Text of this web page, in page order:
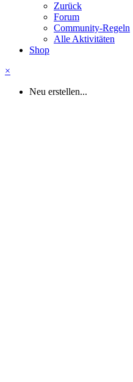
Zurück
Forum
Community-Regeln
Alle Aktivitäten
Shop
×
Neu erstellen...